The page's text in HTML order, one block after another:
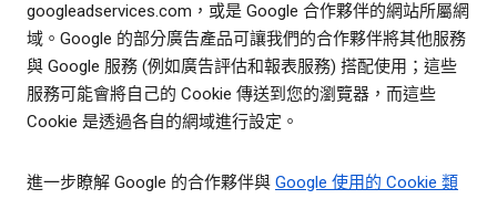
googleadservices.com，或是 Google 合作夥伴的網站所屬網
域。Google 的部分廣告產品可讓我們的合作夥伴將其他服務
與 Google 服務 (例如廣告評估和報表服務) 搭配使用；這些
服務可能會將自己的 Cookie 傳送到您的瀏覽器，而這些
Cookie 是透過各自的網域進行設定。
進一步瞭解 Google 的合作夥伴與 Google 使用的 Cookie 類